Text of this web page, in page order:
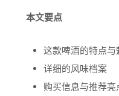
本文要点
这款啤酒的特点与
详细的风味档案
购买信息与推荐亮